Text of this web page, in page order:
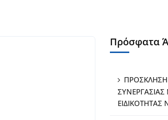
Πρόσφατα
ΠΡΟΣΚΛΗΣΗ
ΣΥΝΕΡΓΑΣΙΑΣ